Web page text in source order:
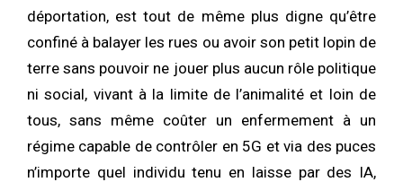
déportation, est tout de même plus digne qu’être
confiné à balayer les rues ou avoir son petit lopin de
terre sans pouvoir ne jouer plus aucun rôle politique
ni social, vivant à la limite de l’animalité et loin de
tous, sans même coûter un enfermement à un
régime capable de contrôler en 5G et via des puces
n’importe quel individu tenu en laisse par des IA,